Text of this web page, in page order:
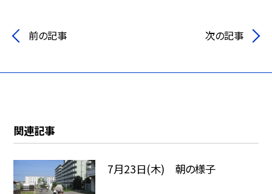
前の記事 次の記事
関連記事
7月23日(木) 朝の様子